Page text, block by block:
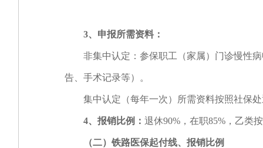
3、申报所需资料：
非集中认定：参保职工（家属）门诊慢性病
告、手术记录等）。
集中认定（每年一次）所需资料按照社保处
4、报销比例： 退休90%，在职85%，乙类
（二）铁路医保起付线、报销比例